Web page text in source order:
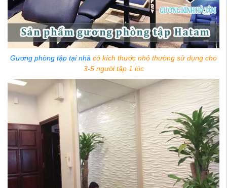
Gương phòng tập tại nhà có kích thước nhỏ thường sử dụng cho
3-5 người tập 1 lúc